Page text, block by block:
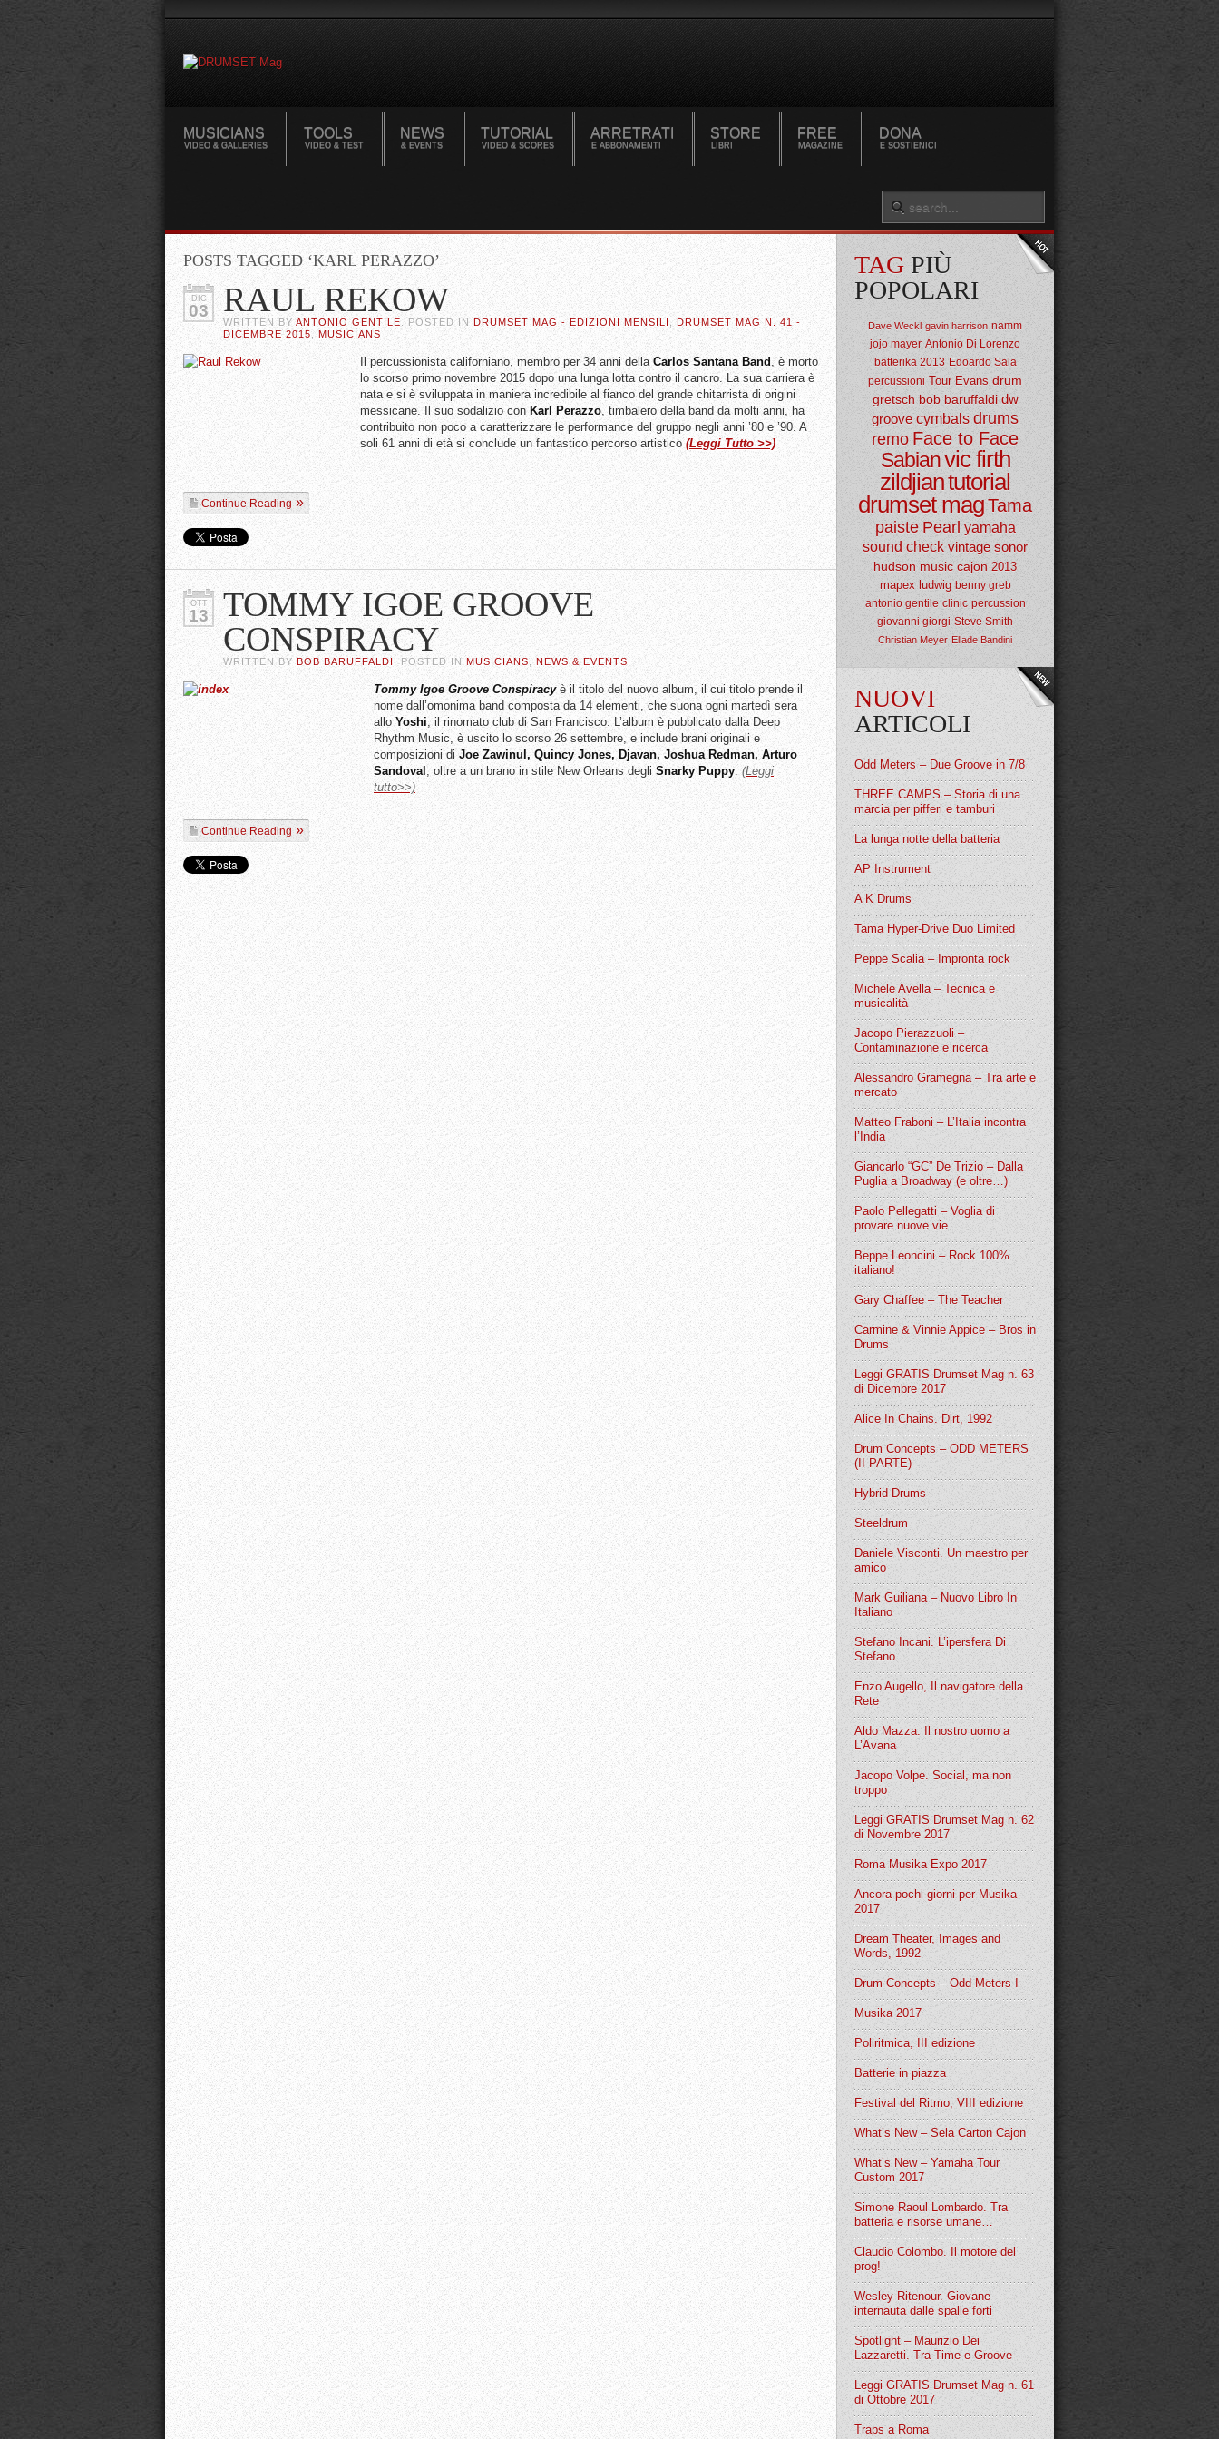
MUSICIANS
VIDEO & GALLERIES
TOOLS
VIDEO & TEST
NEWS
& EVENTS
TUTORIAL
VIDEO & SCORES
ARRETRATI
E ABBONAMENTI
STORE
LIBRI
FREE
MAGAZINE
DONA
E SOSTIENICI
POSTS TAGGED ‘KARL PERAZZO’
DIC
03 RAUL REKOW
WRITTEN BY ANTONIO GENTILE . POSTED IN DRUMSET MAG - EDIZIONI MENSILI , DRUMSET MAG N. 41 -
DICEMBRE 2015, MUSICIANS
Il percussionista californiano, membro per 34 anni della Carlos Santana Band, è morto
lo scorso primo novembre 2015 dopo una lunga lotta contro il cancro. La sua carriera è
nata e si è sviluppata in maniera incredibile al fianco del grande chitarrista di origini
messicane. Il suo sodalizio con Karl Perazzo, timbalero della band da molti anni, ha
contribuito non poco a caratterizzare le performance del gruppo negli anni ’80 e ’90. A
soli 61 anni di età si conclude un fantastico percorso artistico (Leggi Tutto >>)
Continue Reading
OTT
13
TOMMY IGOE GROOVE
CONSPIRACY
WRITTEN BYBOB BARUFFALDI . POSTED IN MUSICIANS, NEWS & EVENTS
Tommy Igoe Groove Conspiracyè il titolo del nuovo album, il cui titolo prende il
nome dall’omonima band composta da 14 elementi, che suona ogni martedì sera
alloYoshi, il rinomato club di San Francisco. L’album è pubblicato dalla Deep
Rhythm Music, è uscito lo scorso 26 settembre, e include brani originali e
composizioni di Joe Zawinul, Quincy Jones, Djavan, Joshua Redman, Arturo
Sandoval , oltre a un brano in stile New Orleans degli Snarky Puppy. (Leggi
tutto>>)
Continue Reading
TAG PIÙ
POPOLARI
Dave Weckl gavin harrison namm
jojo mayer Antonio Di Lorenzo
batterika 2013 Edoardo Sala
percussioni Tour Evans drum
gretsch bob baruffaldi dw
groove cymbals drums
remo Face to Face
Sabianvic firth
zildjiantutorial
drumset magTama
paiste Pearl yamaha
sound check vintage sonor
hudson music cajon 2013
mapex ludwig benny greb
antonio gentile clinic percussion
giovanni giorgi Steve Smith
Christian Meyer Ellade Bandini
NUOVI
ARTICOLI
Odd Meters – Due Groove in 7/8
THREE CAMPS – Storia di una
marcia per pifferi e tamburi
La lunga notte della batteria
AP Instrument
A K Drums
Tama Hyper-Drive Duo Limited
Peppe Scalia – Impronta rock
Michele Avella – Tecnica e
musicalità
Jacopo Pierazzuoli –
Contaminazione e ricerca
Alessandro Gramegna – Tra arte e
mercato
Matteo Fraboni – L’Italia incontra
l’India
Giancarlo “GC” De Trizio – Dalla
Puglia a Broadway (e oltre…)
Paolo Pellegatti – Voglia di
provare nuove vie
Beppe Leoncini – Rock 100%
italiano!
Gary Chaffee – The Teacher
Carmine & Vinnie Appice – Bros in
Drums
Leggi GRATIS Drumset Mag n. 63
di Dicembre 2017
Alice In Chains. Dirt, 1992
Drum Concepts – ODD METERS
(II PARTE)
Hybrid Drums
Steeldrum
Daniele Visconti. Un maestro per
amico
Mark Guiliana – Nuovo Libro In
Italiano
Stefano Incani. L’ipersfera Di
Stefano
Enzo Augello, Il navigatore della
Rete
Aldo Mazza. Il nostro uomo a
L’Avana
Jacopo Volpe. Social, ma non
troppo
Leggi GRATIS Drumset Mag n. 62
di Novembre 2017
Roma Musika Expo 2017
Ancora pochi giorni per Musika
2017
Dream Theater, Images and
Words, 1992
Drum Concepts – Odd Meters I
Musika 2017
Poliritmica, III edizione
Batterie in piazza
Festival del Ritmo, VIII edizione
What’s New – Sela Carton Cajon
What’s New – Yamaha Tour
Custom 2017
Simone Raoul Lombardo. Tra
batteria e risorse umane…
Claudio Colombo. Il motore del
prog!
Wesley Ritenour. Giovane
internauta dalle spalle forti
Spotlight – Maurizio Dei
Lazzaretti. Tra Time e Groove
Leggi GRATIS Drumset Mag n. 61
di Ottobre 2017
Traps a Roma